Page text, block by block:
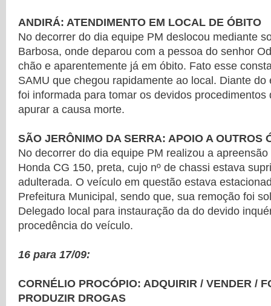
ANDIRÁ: ATENDIMENTO EM LOCAL DE ÓBITO
No decorrer do dia equipe PM deslocou mediante
Barbosa, onde deparou com a pessoa do senhor
chão e aparentemente já em óbito. Fato esse
SAMU que chegou rapidamente ao local. Diante
foi informada para tomar os devidos procedimentos
apurar a causa morte.
SÃO JERÔNIMO DA SERRA: APOIO A OUTROS
No decorrer do dia equipe PM realizou a
Honda CG 150, preta, cujo nº de chassi estava
adulterada. O veículo em questão estava
Prefeitura Municipal, sendo que, sua remoção foi
Delegado local para instauração da do devido
procedência do veículo.
16 para 17/09:
CORNÉLIO PROCÓPIO: ADQUIRIR / VENDER /
PRODUZIR DROGAS